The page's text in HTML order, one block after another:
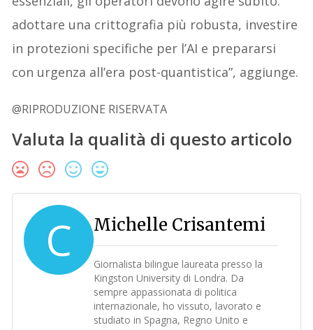
adottare una crittografia più robusta, investire
in protezioni specifiche per l’AI e prepararsi
con urgenza all’era post-quantistica”, aggiunge.
@RIPRODUZIONE RISERVATA
Valuta la qualità di questo articolo
C Michelle Crisantemi
Giornalista bilingue laureata presso la
Kingston University di Londra. Da
sempre appassionata di politica
internazionale, ho vissuto, lavorato e
studiato in Spagna, Regno Unito e